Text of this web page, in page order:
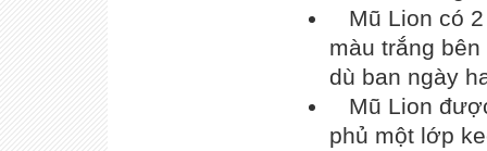
Mũ Lion có 2
màu trắng
dù ban ngày
Mũ Lion
phủ một lớp